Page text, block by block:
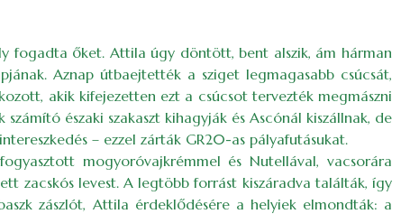
fogadta őket. Attila úgy döntött, bent alszik, ám hárman
Aznap útbaejtették a sziget legmagasabb csúcsát,
akik kifejezetten ezt a csúcsot tervezték megmászni
északi szakaszt kihagyják és Ascónál kiszállnak, de
– ezzel zárták GR20-as pályafutásukat.
mogyoróvajkrémmel és Nutellával, vacsorára
zacskós levest. A legtöbb forrást kiszáradva találták, így
zászlót, Attila érdeklődésére a helyiek elmondták: a